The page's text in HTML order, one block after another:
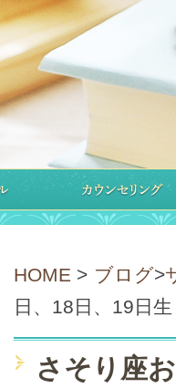
HOME > ブログ>
日、18日、19日
さそり座